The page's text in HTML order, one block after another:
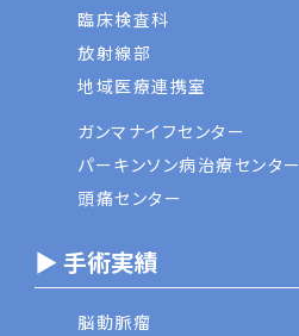
臨床検査科
放射線部
地域医療連携室
ガンマナイフセンター
パーキンソン病治療センター
頭痛センター
▶ 手術実績
脳動脈瘤